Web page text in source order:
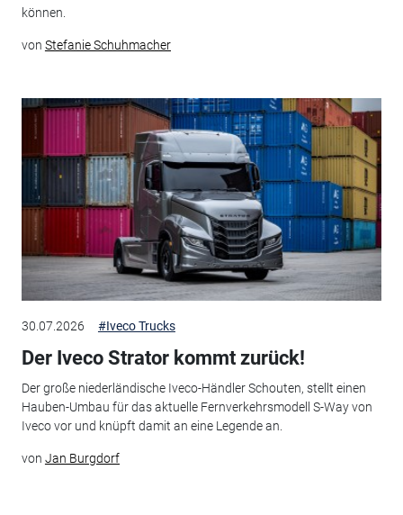
können.
von Stefanie Schuhmacher
30.07.2026 #Iveco Trucks
Der Iveco Strator kommt zurück!
Der große niederländische Iveco-Händler Schouten, stellt einen
Hauben-Umbau für das aktuelle Fernverkehrsmodell S-Way von
Iveco vor und knüpft damit an eine Legende an.
von Jan Burgdorf